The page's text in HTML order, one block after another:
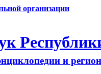
организации
и